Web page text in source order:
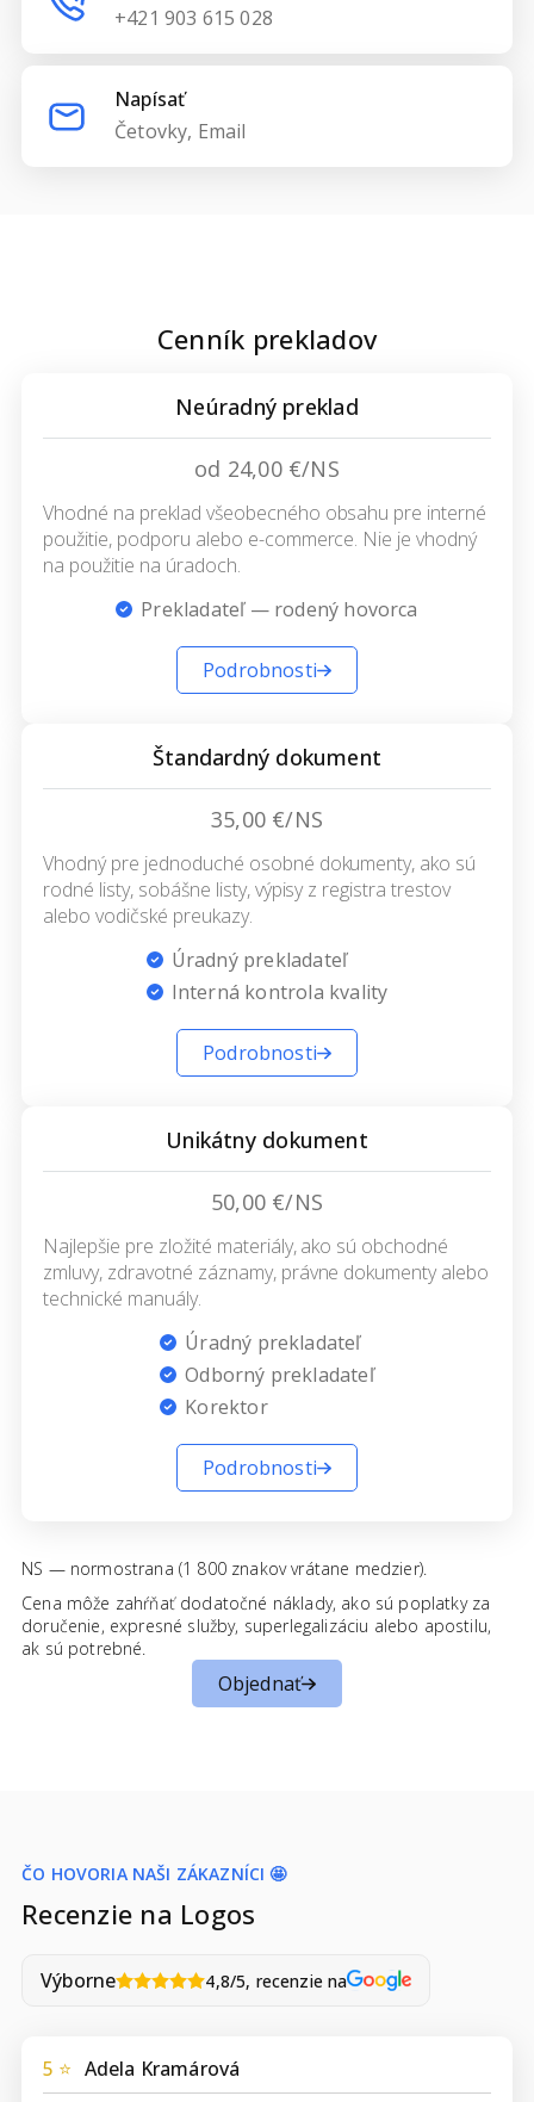
+421 903 615 028
Napísať
Četovky, Email
Cenník prekladov
Neúradný preklad
od 24,00 €/NS
Vhodné na preklad všeobecného obsahu pre interné
použitie, podporu alebo e-commerce. Nie je vhodný
na použitie na úradoch.
Prekladateľ — rodený hovorca
Podrobnosti
Štandardný dokument
35,00 €/NS
Vhodný pre jednoduché osobné dokumenty, ako sú
rodné listy, sobášne listy, výpisy z registra trestov
alebo vodičské preukazy.
Úradný prekladateľ
Interná kontrola kvality
Podrobnosti
Unikátny dokument
50,00 €/NS
Najlepšie pre zložité materiály, ako sú obchodné
zmluvy, zdravotné záznamy, právne dokumenty alebo
technické manuály.
Úradný prekladateľ
Odborný prekladateľ
Korektor
Podrobnosti
NS — normostrana (1 800 znakov vrátane medzier).
Cena môže zahŕňať dodatočné náklady, ako sú poplatky za
doručenie, expresné služby, superlegalizáciu alebo apostilu,
ak sú potrebné.
Objednať
ČO HOVORIA NAŠI ZÁKAZNÍCI 🤩
Recenzie na Logos
Výborne 4,8/5, recenzie na
5 ⭐ Adela Kramárová